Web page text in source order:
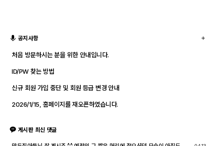
공지사항
처음 방문하시는 분을 위한 안내입니다.
ID/PW 찾는 방법
신규 회원 가입 중단 및 회원 등급 변경 안내
2026/1/15, 홈페이지를 재오픈하였습니다.
게시판 최신 댓글